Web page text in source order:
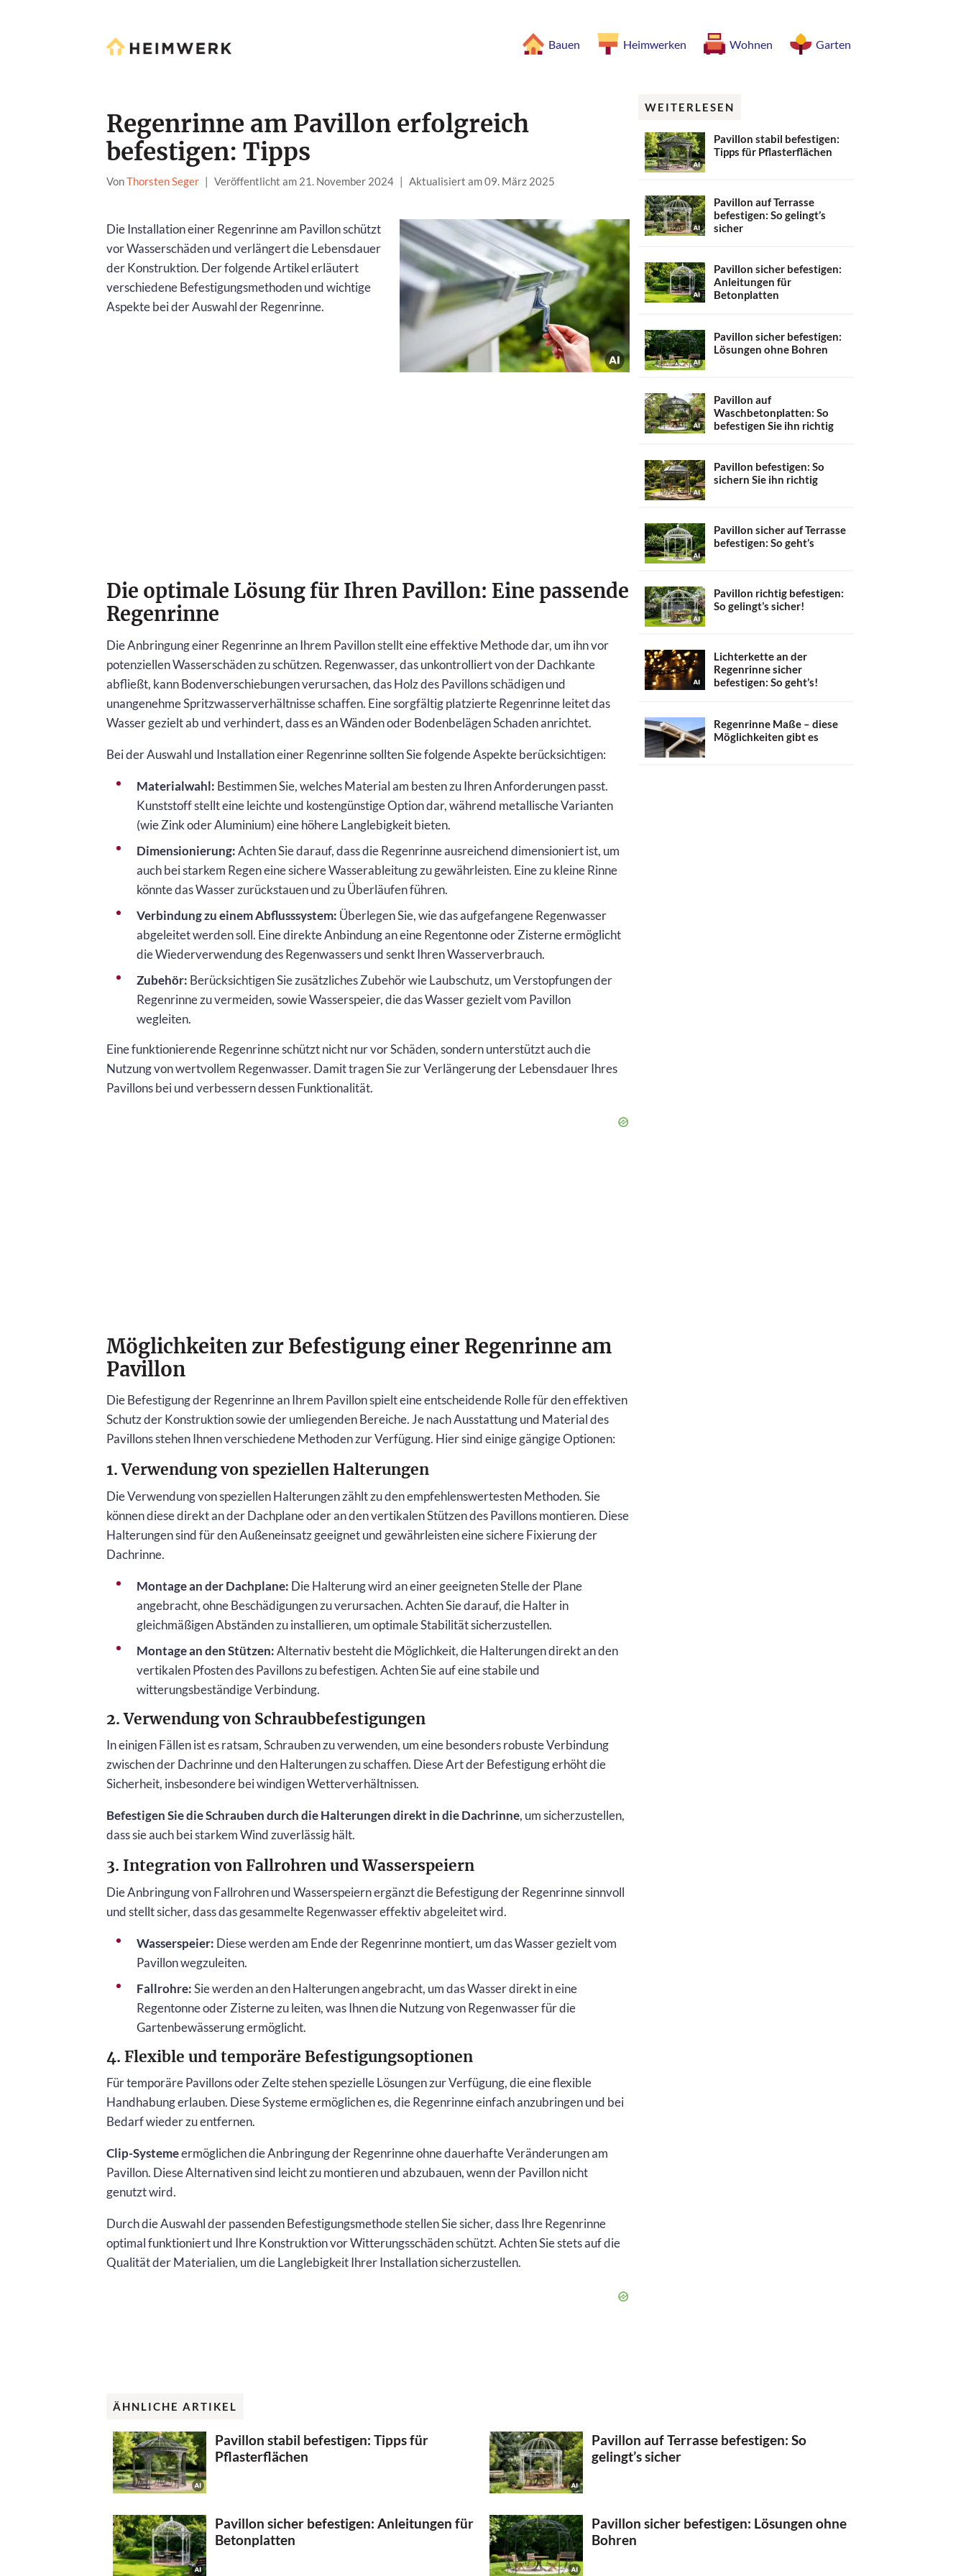
Bauen Heimwerken Wohnen Garten
Regenrinne am Pavillon erfolgreich
befestigen: Tipps
VonThorsten Seger | Veröffentlicht am 21. November 2024 | Aktualisiert am 09. März 2025
Die Installation einer Regenrinne am Pavillon schützt
vor Wasserschäden und verlängert die Lebensdauer
der Konstruktion. Der folgende Artikel erläutert
verschiedene Befestigungsmethoden und wichtige
Aspekte bei der Auswahl der Regenrinne.
Die optimale Lösung für Ihren Pavillon: Eine passende
Regenrinne
Die Anbringung einer Regenrinne an Ihrem Pavillon stellt eine effektive Methode dar, um ihn vor
potenziellen Wasserschäden zu schützen. Regenwasser, das unkontrolliert von der Dachkante
abfließt, kann Bodenverschiebungen verursachen, das Holz des Pavillons schädigen und
unangenehme Spritzwasserverhältnisse schaffen. Eine sorgfältig platzierte Regenrinne leitet das
Wasser gezielt ab und verhindert, dass es an Wänden oder Bodenbelägen Schaden anrichtet.
Bei der Auswahl und Installation einer Regenrinne sollten Sie folgende Aspekte berücksichtigen:
Materialwahl: Bestimmen Sie, welches Material am besten zu Ihren Anforderungen passt.
Kunststoff stellt eine leichte und kostengünstige Option dar, während metallische Varianten
(wie Zink oder Aluminium) eine höhere Langlebigkeit bieten.
Dimensionierung:Achten Sie darauf, dass die Regenrinne ausreichend dimensioniert ist, um
auch bei starkem Regen eine sichere Wasserableitung zu gewährleisten. Eine zu kleine Rinne
könnte das Wasser zurückstauen und zu Überläufen führen.
Verbindung zu einem Abflusssystem: Überlegen Sie, wie das aufgefangene Regenwasser
abgeleitet werden soll. Eine direkte Anbindung an eine Regentonne oder Zisterne ermöglicht
die Wiederverwendung des Regenwassers und senkt Ihren Wasserverbrauch.
Zubehör: Berücksichtigen Sie zusätzliches Zubehör wie Laubschutz, um Verstopfungen der
Regenrinne zu vermeiden, sowie Wasserspeier, die das Wasser gezielt vom Pavillon
wegleiten.
Eine funktionierende Regenrinne schützt nicht nur vor Schäden, sondern unterstützt auch die
Nutzung von wertvollem Regenwasser. Damit tragen Sie zur Verlängerung der Lebensdauer Ihres
Pavillons bei und verbessern dessen Funktionalität.
Möglichkeiten zur Befestigung einer Regenrinne am
Pavillon
Die Befestigung der Regenrinne an Ihrem Pavillon spielt eine entscheidende Rolle für den effektiven
Schutz der Konstruktion sowie der umliegenden Bereiche. Je nach Ausstattung und Material des
Pavillons stehen Ihnen verschiedene Methoden zur Verfügung. Hier sind einige gängige Optionen:
1. Verwendung von speziellen Halterungen
Die Verwendung von speziellen Halterungen zählt zu den empfehlenswertesten Methoden. Sie
können diese direkt an der Dachplane oder an den vertikalen Stützen des Pavillons montieren. Diese
Halterungen sind für den Außeneinsatz geeignet und gewährleisten eine sichere Fixierung der
Dachrinne.
Montage an der Dachplane: Die Halterung wird an einer geeigneten Stelle der Plane
angebracht, ohne Beschädigungen zu verursachen. Achten Sie darauf, die Halter in
gleichmäßigen Abständen zu installieren, um optimale Stabilität sicherzustellen.
Montage an den Stützen:Alternativ besteht die Möglichkeit, die Halterungen direkt an den
vertikalen Pfosten des Pavillons zu befestigen. Achten Sie auf eine stabile und
witterungsbeständige Verbindung.
2. Verwendung von Schraubbefestigungen
In einigen Fällen ist es ratsam, Schrauben zu verwenden, um eine besonders robuste Verbindung
zwischen der Dachrinne und den Halterungen zu schaffen. Diese Art der Befestigung erhöht die
Sicherheit, insbesondere bei windigen Wetterverhältnissen.
Befestigen Sie die Schrauben durch die Halterungen direkt in die Dachrinne, um sicherzustellen,
dass sie auch bei starkem Wind zuverlässig hält.
3. Integration von Fallrohren und Wasserspeiern
Die Anbringung von Fallrohren und Wasserspeiern ergänzt die Befestigung der Regenrinne sinnvoll
und stellt sicher, dass das gesammelte Regenwasser effektiv abgeleitet wird.
Wasserspeier: Diese werden am Ende der Regenrinne montiert, um das Wasser gezielt vom
Pavillon wegzuleiten.
Fallrohre:Sie werden an den Halterungen angebracht, um das Wasser direkt in eine
Regentonne oder Zisterne zu leiten, was Ihnen die Nutzung von Regenwasser für die
Gartenbewässerung ermöglicht.
4. Flexible und temporäre Befestigungsoptionen
Für temporäre Pavillons oder Zelte stehen spezielle Lösungen zur Verfügung, die eine flexible
Handhabung erlauben. Diese Systeme ermöglichen es, die Regenrinne einfach anzubringen und bei
Bedarf wieder zu entfernen.
Clip-Systemeermöglichen die Anbringung der Regenrinne ohne dauerhafte Veränderungen am
Pavillon. Diese Alternativen sind leicht zu montieren und abzubauen, wenn der Pavillon nicht
genutzt wird.
Durch die Auswahl der passenden Befestigungsmethode stellen Sie sicher, dass Ihre Regenrinne
optimal funktioniert und Ihre Konstruktion vor Witterungsschäden schützt. Achten Sie stets auf die
Qualität der Materialien, um die Langlebigkeit Ihrer Installation sicherzustellen.
WEITERLESEN
Pavillon stabil befestigen:
Tipps für Pflasterflächen
Pavillon auf Terrasse
befestigen: So gelingt’s
sicher
Pavillon sicher befestigen:
Anleitungen für
Betonplatten
Pavillon sicher befestigen:
Lösungen ohne Bohren
Pavillon auf
Waschbetonplatten: So
befestigen Sie ihn richtig
Pavillon befestigen: So
sichern Sie ihn richtig
Pavillon sicher auf Terrasse
befestigen: So geht’s
Pavillon richtig befestigen:
So gelingt’s sicher!
Lichterkette an der
Regenrinne sicher
befestigen: So geht’s!
Regenrinne Maße – diese
Möglichkeiten gibt es
ÄHNLICHE ARTIKEL
Pavillon stabil befestigen: Tipps für
Pflasterflächen
Pavillon auf Terrasse befestigen: So
gelingt’s sicher
Pavillon sicher befestigen: Anleitungen für
Betonplatten
Pavillon sicher befestigen: Lösungen ohne
Bohren